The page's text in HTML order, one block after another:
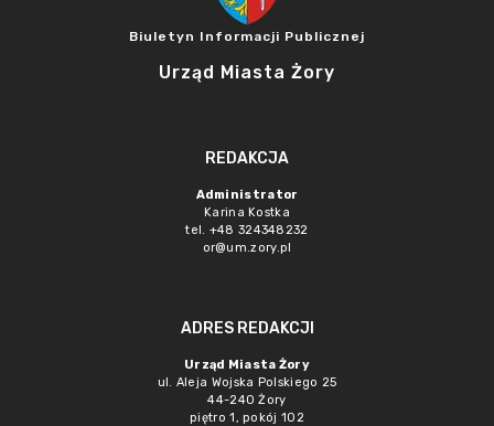
Biuletyn Informacji Publicznej
Urząd Miasta Żory
REDAKCJA
Administrator
Karina Kostka
tel. +48 324348232
or@um.zory.pl
ADRES REDAKCJI
Urząd Miasta Żory
ul. Aleja Wojska Polskiego 25
44-240 Żory
piętro 1, pokój 102